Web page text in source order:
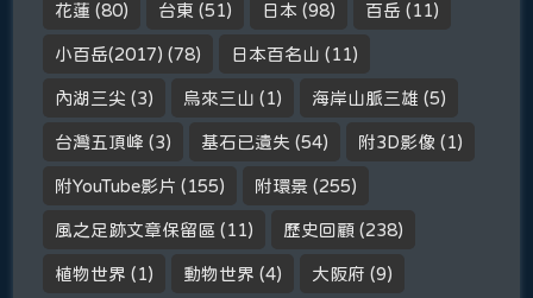
花蓮 (80) 台東 (51) 日本 (98) 百岳 (11)
小百岳(2017) (78) 日本百名山 (11)
內湖三尖 (3) 烏來三山 (1) 海岸山脈三雄 (5)
台灣五頂峰 (3) 基石已遺失 (54) 附3D影像 (1)
附YouTube影片 (155) 附環景 (255)
風之足跡文章保留區 (11) 歷史回顧 (238)
植物世界 (1) 動物世界 (4) 大阪府 (9)